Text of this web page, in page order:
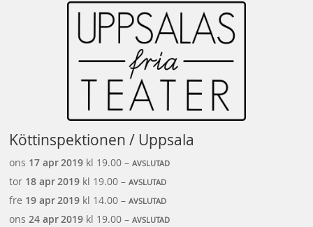
Köttinspektionen / Uppsala
ons 17 apr2019kl 19.00 – AVSLUTAD
tor 18 apr2019kl 19.00 – AVSLUTAD
fre 19 apr2019kl 14.00 – AVSLUTAD
ons24 apr2019kl 19.00 – AVSLUTAD